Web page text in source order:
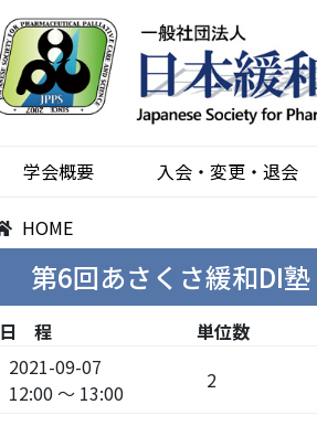
学会概要 入会・変更・退会
HOME
第6回あさくさ緩和DI塾
日 程 単位数
2021-09-07
12:00 ～ 13:00
2